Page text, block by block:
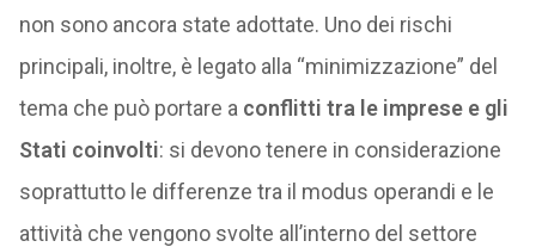
non sono ancora state adottate. Uno dei rischi
principali, inoltre, è legato alla “minimizzazione” del
tema che può portare a conflitti tra le imprese e gli
Stati coinvolti: si devono tenere in considerazione
soprattutto le differenze tra il modus operandi e le
attività che vengono svolte all’interno del settore